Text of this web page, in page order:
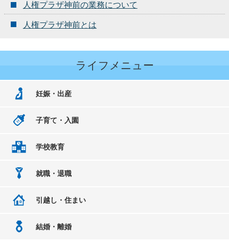
人権プラザ神前の業務について
人権プラザ神前とは
ライフメニュー
妊娠・出産
子育て・入園
学校教育
就職・退職
引越し・住まい
結婚・離婚